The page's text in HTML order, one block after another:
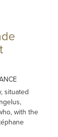
situated
with the